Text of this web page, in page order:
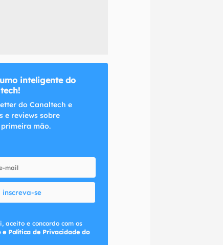
inteligente do
do Canaltech e
e reviews sobre
mão.
inscreva-se
aceito e concordo com os
e Política de Privacidade do